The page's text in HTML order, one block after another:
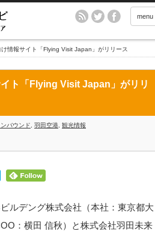
menu
け情報サイト「Flying Visit Japan」がリリース
ト「Flying Visit Japan」がリリ
ンバウンド 羽田空港 観光情報
ルデング株式会社（本社：東京都大
：横田 信秋）と株式会社羽田未来